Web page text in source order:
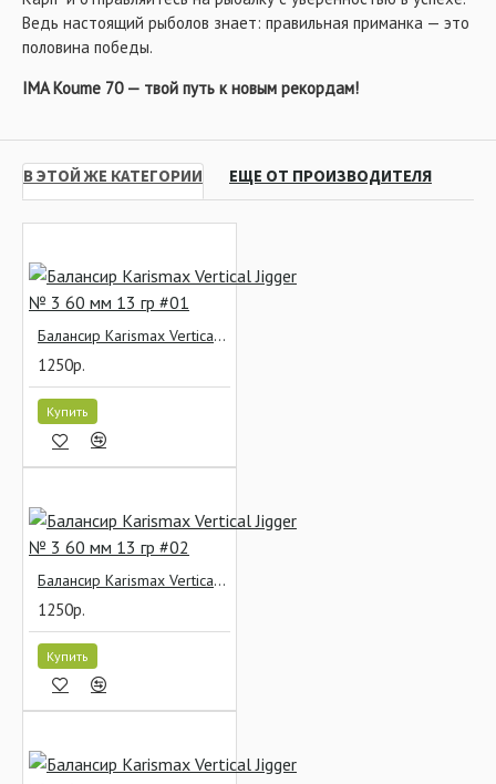
Ведь настоящий рыболов знает: правильная приманка — это
половина победы.
IMA Koume 70 — твой путь к новым рекордам!
В ЭТОЙ ЖЕ КАТЕГОРИИ ЕЩЕ ОТ ПРОИЗВОДИТЕЛЯ
Балансир Karismax Vertical Jigger № 3 60 мм 13 гр #01
1250р.
Купить
Балансир Karismax Vertical Jigger № 3 60 мм 13 гр #02
1250р.
Купить